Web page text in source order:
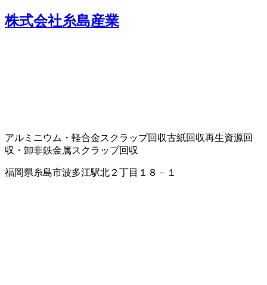
株式会社糸島産業
アルミニウム・軽合金スクラップ回収古紙回収再生資源回
収・卸非鉄金属スクラップ回収
福岡県糸島市波多江駅北２丁目１８－１